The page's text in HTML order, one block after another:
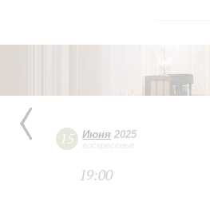
15 Июня 2025
воскресенье
19:00